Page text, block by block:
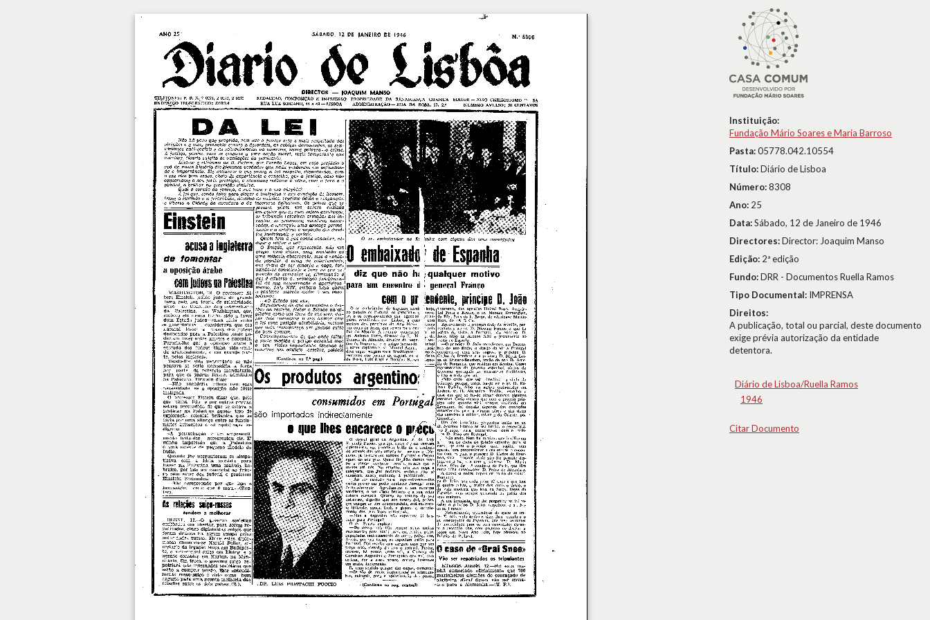
Instituição:
Fundação Mário Soares e Maria Barroso
Pasta:05778.042.10554
Título:Diário de Lisboa
Número:8308
Ano: 25
Data:Sábado, 12 de Janeiro de 1946
Directores:Director: Joaquim Manso
Edição: 2ª edição
Fundo:DRR - Documentos Ruella Ramos
Tipo Documental: IMPRENSA
Direitos:
A publicação, total ou parcial, deste documento
exige prévia autorização da entidade
detentora.
Diário de Lisboa/Ruella Ramos
1946
Citar Documento